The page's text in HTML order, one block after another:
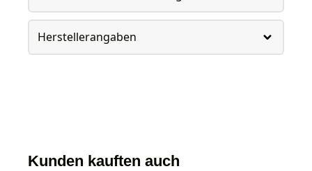
Herstellerangaben
Kunden kauften auch